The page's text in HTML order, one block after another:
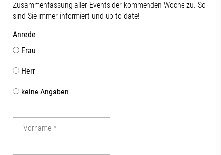
Zusammenfassung aller Events der kommenden Woche zu. So
sind Sie immer informiert und up to date!
Anrede
Frau
Herr
keine Angaben